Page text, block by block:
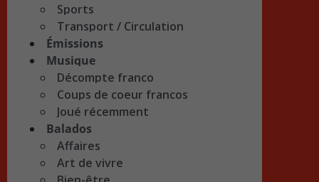
Sports
Transport / Circulation
Émissions
Musique
Décompte franco
Coups de coeur francos
Joué récemment
Balados
Affaires
Art de vivre